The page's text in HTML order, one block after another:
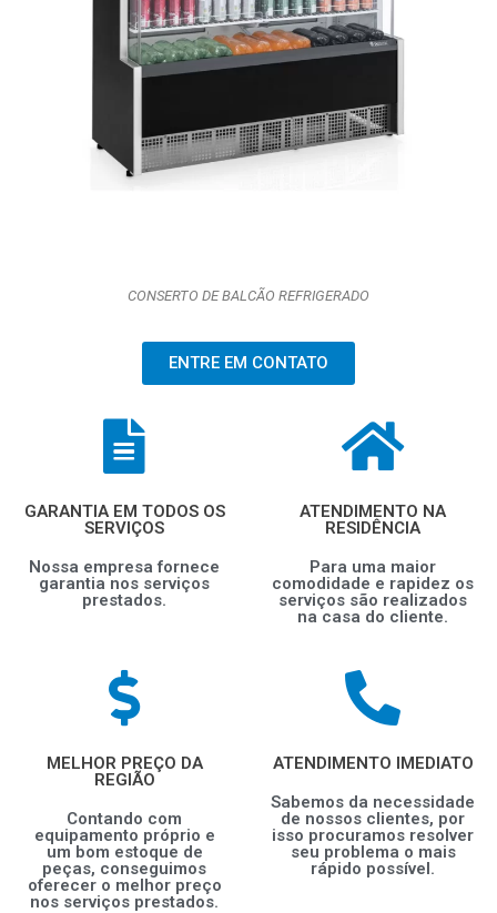
CONSERTO DE BALCÃO REFRIGERADO
ENTRE EM CONTATO
GARANTIA EM TODOS OS
SERVIÇOS
Nossa empresa fornece
garantia nos serviços
prestados.
ATENDIMENTO NA
RESIDÊNCIA
Para uma maior
comodidade e rapidez os
serviços são realizados
na casa do cliente.
MELHOR PREÇO DA
REGIÃO
Contando com
equipamento próprio e
um bom estoque de
peças, conseguimos
oferecer o melhor preço
nos serviços prestados.
ATENDIMENTO IMEDIATO
Sabemos da necessidade
de nossos clientes, por
isso procuramos resolver
seu problema o mais
rápido possível.